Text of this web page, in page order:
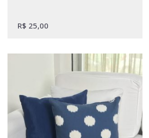
R$ 25,00